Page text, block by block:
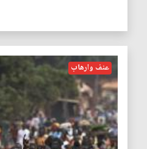
عنف وارهاب